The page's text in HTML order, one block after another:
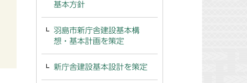
基本方針
羽島市新庁舎建設基本構
想・基本計画を策定
新庁舎建設基本設計を策定